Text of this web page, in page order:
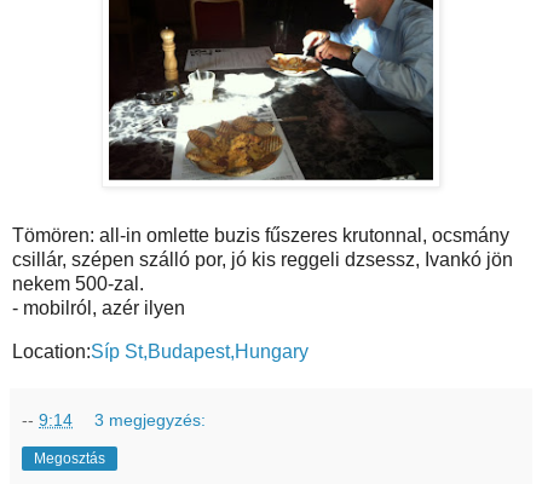
Tömören: all-in omlette buzis fűszeres krutonnal, ocsmány
csillár, szépen szálló por, jó kis reggeli dzsessz, Ivankó jön
nekem 500-zal.
- mobilról, azér ilyen
Location:Síp St,Budapest,Hungary
-- 9:14 3 megjegyzés:
Megosztás